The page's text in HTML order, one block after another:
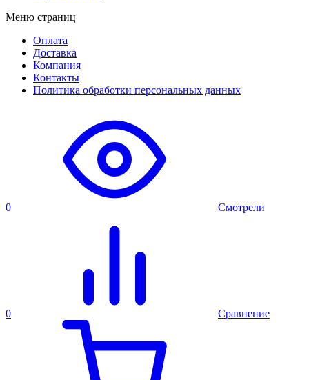
Меню страниц
Оплата
Доставка
Компания
Контакты
Политика обработки персональных данных
0 Смотрели
0 Сравнение